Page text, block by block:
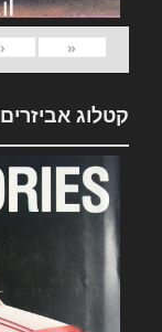
«
‹
קטלוג אביזרים Jeep 1986